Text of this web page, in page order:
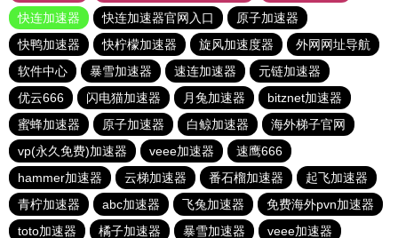
快连加速器
快连加速器官网入口
原子加速器
快鸭加速器
快柠檬加速器 旋风加速度器
外网网址导航
软件中心
暴雪加速器 速连加速器
元链加速器
优云666
闪电猫加速器 月兔加速器
bitznet加速器
蜜蜂加速器
原子加速器 白鲸加速器
海外梯子官网
vp(永久免费)加速器
veee加速器
速鹰666
hammer加速器
云梯加速器 番石榴加速器
起飞加速器
青柠加速器
abc加速器 飞兔加速器
免费海外pvn加速器
toto加速器
橘子加速器 暴雪加速器 veee加速器